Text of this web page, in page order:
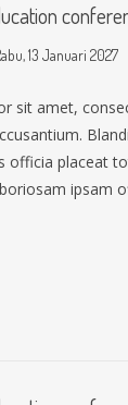
13 Januari 2027
sit amet,
officia placeat
ipsam